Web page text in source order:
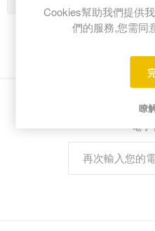
電子
Cookies幫助我們提供
們的服務,您需同
瞭